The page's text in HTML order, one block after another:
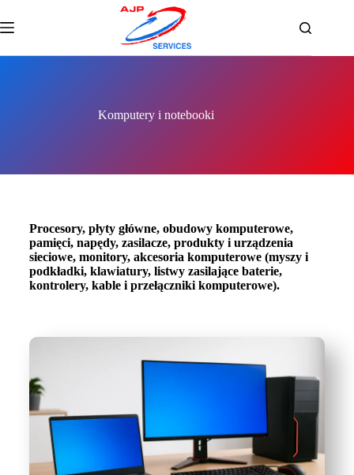
Komputery i notebooki
Procesory, płyty główne, obudowy komputerowe,
pamięci, napędy, zasilacze, produkty i urządzenia
sieciowe, monitory, akcesoria komputerowe (myszy i
podkładki, klawiatury, listwy zasilające baterie,
kontrolery, kable i przełączniki komputerowe).